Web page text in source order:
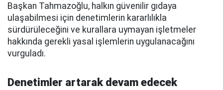
Başkan Tahmazoğlu, halkın güvenilir gıdaya
ulaşabilmesi için denetimlerin kararlılıkla
sürdürüleceğini ve kurallara uymayan işletmeler
hakkında gerekli yasal işlemlerin uygulanacağını
vurguladı.
Denetimler artarak devam edecek